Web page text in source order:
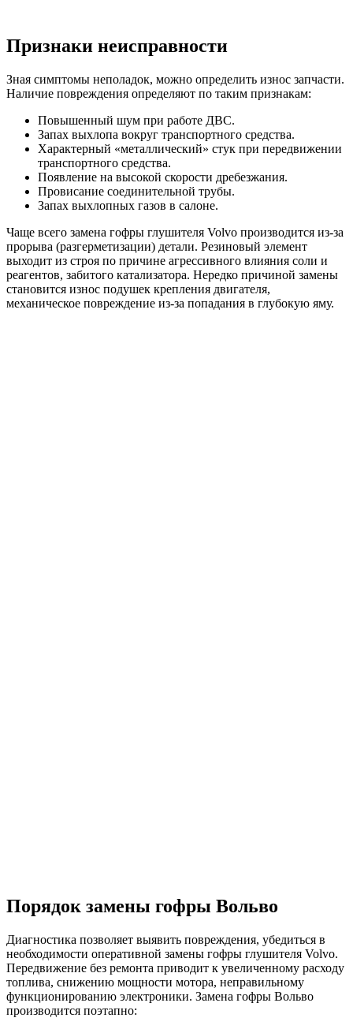
Признаки неисправности
Зная симптомы неполадок, можно определить износ запчасти.
Наличие повреждения определяют по таким признакам:
Повышенный шум при работе ДВС.
Запах выхлопа вокруг транспортного средства.
Характерный «металлический» стук при передвижении
транспортного средства.
Появление на высокой скорости дребезжания.
Провисание соединительной трубы.
Запах выхлопных газов в салоне.
Чаще всего замена гофры глушителя Volvo производится из-за
прорыва (разгерметизации) детали. Резиновый элемент
выходит из строя по причине агрессивного влияния соли и
реагентов, забитого катализатора. Нередко причиной замены
становится износ подушек крепления двигателя,
механическое повреждение из-за попадания в глубокую яму.
Порядок замены гофры Вольво
Диагностика позволяет выявить повреждения, убедиться в
необходимости оперативной замены гофры глушителя Volvo.
Передвижение без ремонта приводит к увеличенному расходу
топлива, снижению мощности мотора, неправильному
функционированию электроники. Замена гофры Вольво
производится поэтапно: